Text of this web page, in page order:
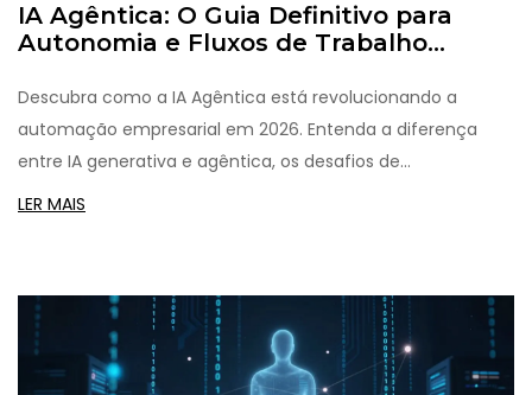
IA Agêntica: O Guia Definitivo para
Autonomia e Fluxos de Trabalho
Descubra como a IA Agêntica está revolucionando a
automação empresarial em 2026. Entenda a diferença
entre IA generativa e agêntica, os desafios de
implementação e o futuro dos fluxos de trabalho
LER MAIS